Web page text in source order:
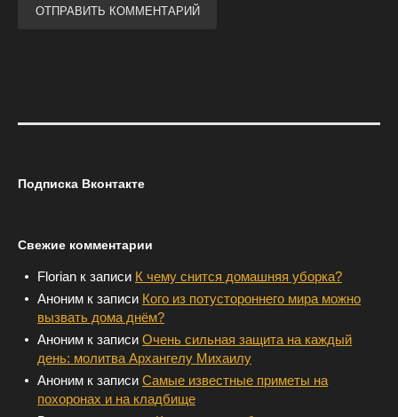
Подписка Вконтакте
Свежие комментарии
Florian к записи К чему снится домашняя уборка?
Аноним к записи Кого из потустороннего мира можно
вызвать дома днём?
Аноним к записи Очень сильная защита на каждый
день: молитва Архангелу Михаилу
Аноним к записи Самые известные приметы на
похоронах и на кладбище